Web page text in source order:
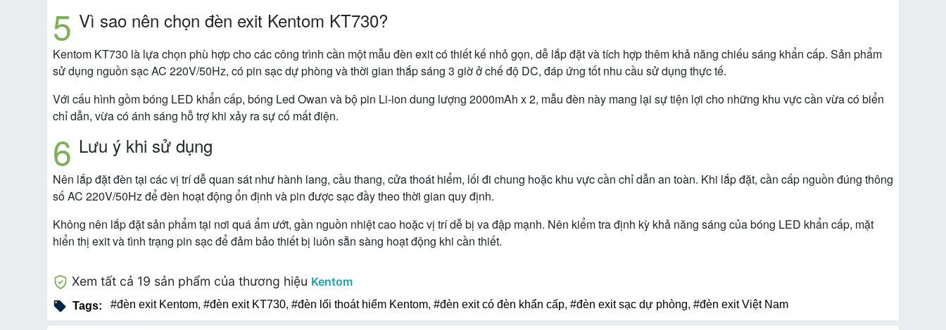
Vì sao nên chọn đèn exit Kentom KT730?
Kentom KT730 là lựa chọn phù hợp cho các công trình cần một mẫu đèn exit có thiết kế nhỏ gọn, dễ lắp đặt và tích hợp thêm khả năng chiếu sáng khẩn cấp. Sản phẩm
sử dụng nguồn sạc AC 220V/50Hz, có pin sạc dự phòng và thời gian thắp sáng 3 giờ ở chế độ DC, đáp ứng tốt nhu cầu sử dụng thực tế.
Với cấu hình gồm bóng LED khẩn cấp, bóng Led Owan và bộ pin Li-ion dung lượng 2000mAh x 2, mẫu đèn này mang lại sự tiện lợi cho những khu vực cần vừa có biển
chỉ dẫn, vừa có ánh sáng hỗ trợ khi xảy ra sự cố mất điện.
Lưu ý khi sử dụng
Nên lắp đặt đèn tại các vị trí dễ quan sát như hành lang, cầu thang, cửa thoát hiểm, lối đi chung hoặc khu vực cần chỉ dẫn an toàn. Khi lắp đặt, cần cấp nguồn đúng thông
số AC 220V/50Hz để đèn hoạt động ổn định và pin được sạc đầy theo thời gian quy định.
Không nên lắp đặt sản phẩm tại nơi quá ẩm ướt, gần nguồn nhiệt cao hoặc vị trí dễ bị va đập mạnh. Nên kiểm tra định kỳ khả năng sáng của bóng LED khẩn cấp, mặt
hiển thị exit và tình trạng pin sạc để đảm bảo thiết bị luôn sẵn sàng hoạt động khi cần thiết.
Xem tất cả 19 sản phẩm của thương hiệu Kentom
Tags: #đèn exit Kentom, #đèn exit KT730, #đèn lối thoát hiểm Kentom, #đèn exit có đèn khẩn cấp, #đèn exit sạc dự phòng, #đèn exit Việt Nam